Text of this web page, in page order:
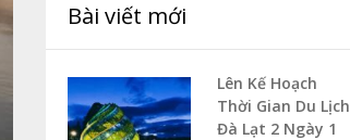
Bài viết mới
Lên Kế Hoạch
Thời Gian Du Lịch
Đà Lạt 2 Ngày 1